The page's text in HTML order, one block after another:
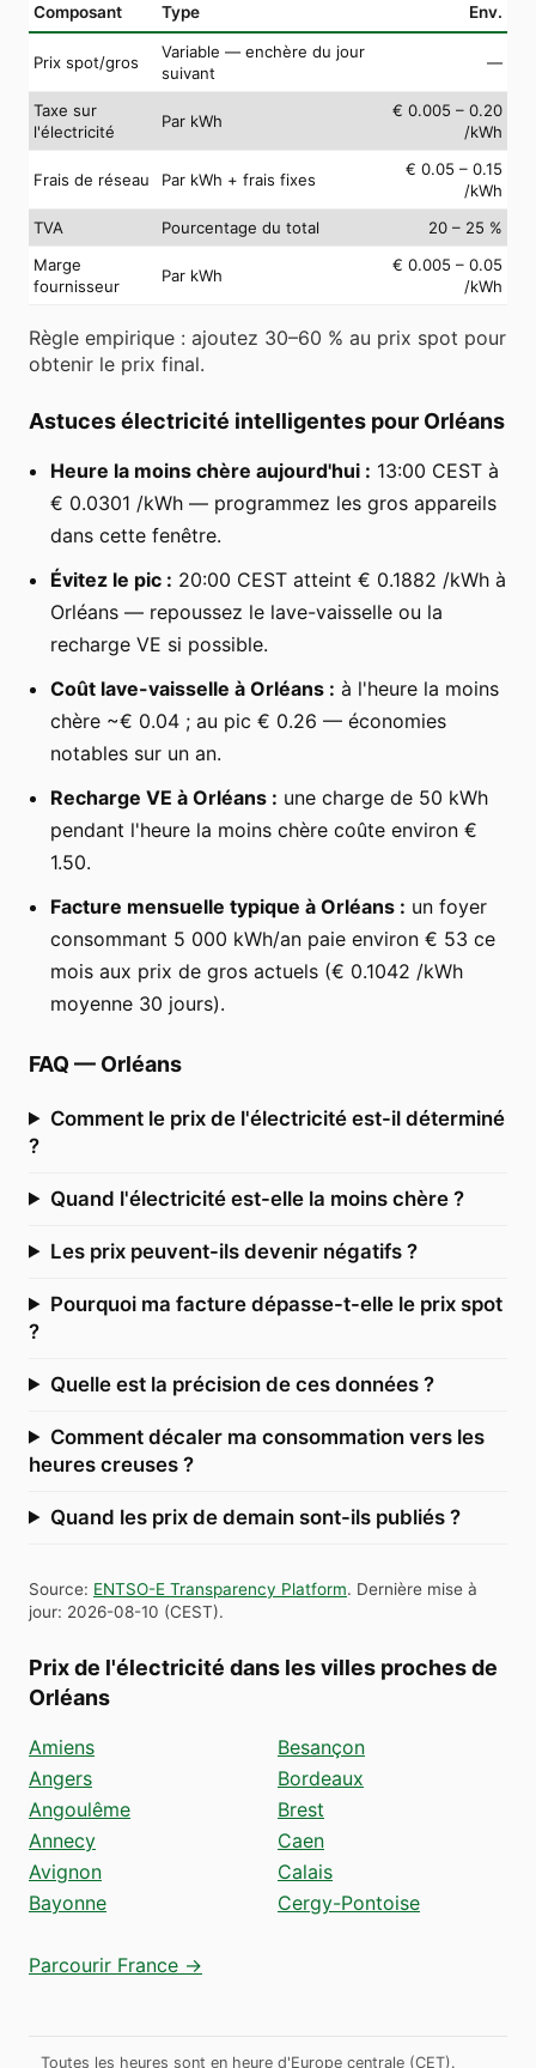
Composant Type Env.
Prix spot/gros
Variable — enchère du jour
suivant
—
Taxe sur
l'électricité
Par kWh
€ 0.005 – 0.20
/kWh
Frais de réseau Par kWh + frais fixes
€ 0.05 – 0.15
/kWh
TVA
Pourcentage du total
20 – 25 %
Marge
fournisseur
Par kWh
€ 0.005 – 0.05
/kWh
Règle empirique : ajoutez 30–60 % au prix spot pour
obtenir le prix final.
Astuces électricité intelligentes pour Orléans
Heure la moins chère aujourd'hui : 13:00 CEST à
€ 0.0301 /kWh — programmez les gros appareils
dans cette fenêtre.
Évitez le pic : 20:00 CEST atteint € 0.1882 /kWh à
Orléans — repoussez le lave-vaisselle ou la
recharge VE si possible.
Coût lave-vaisselle à Orléans : à l'heure la moins
chère ~€ 0.04 ; au pic € 0.26 — économies
notables sur un an.
Recharge VE à Orléans : une charge de 50 kWh
pendant l'heure la moins chère coûte environ €
1.50.
Facture mensuelle typique à Orléans : un foyer
consommant 5 000 kWh/an paie environ € 53 ce
mois aux prix de gros actuels (€ 0.1042 /kWh
moyenne 30 jours).
FAQ — Orléans
Comment le prix de l'électricité est-il déterminé
?
Quand l'électricité est-elle la moins chère ?
Les prix peuvent-ils devenir négatifs ?
Pourquoi ma facture dépasse-t-elle le prix spot
?
Quelle est la précision de ces données ?
Comment décaler ma consommation vers les
heures creuses ?
Quand les prix de demain sont-ils publiés ?
Source: ENTSO-E Transparency Platform. Dernière mise à
jour: 2026-08-10 (CEST).
Prix de l'électricité dans les villes proches de
Orléans
Amiens
Angers
Angoulême
Annecy
Avignon
Bayonne
Besançon
Bordeaux
Brest
Caen
Calais
Cergy-Pontoise
Parcourir France →
Toutes les heures sont en heure d'Europe centrale (CET).